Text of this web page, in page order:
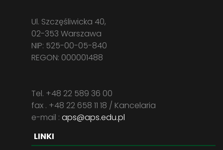
Ul. Szczęśliwicka 40,
02-353 Warszawa
NIP: 525-00-05-840
REGON: 000001488
Tel. +48 22 589 36 00
fax . +48 22 658 11 18 / Kancelaria
e-mail : aps@aps.edu.pl
LINKI